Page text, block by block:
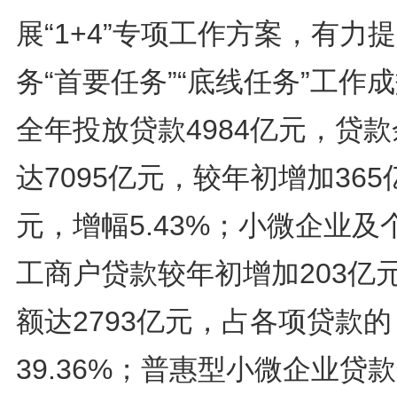
展“1+4”专项工作方案，有力
务“首要任务”“底线任务”工作
全年投放贷款4984亿元，贷
达7095亿元，较年初增加365
元，增幅5.43%；小微企业及
工商户贷款较年初增加203亿
额达2793亿元，占各项贷款的
39.36%；普惠型小微企业贷